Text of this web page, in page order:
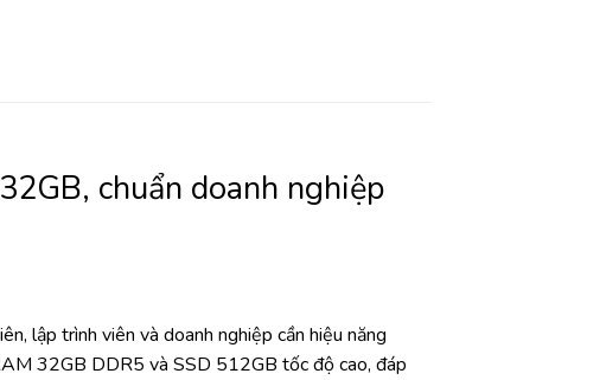
chuẩn doanh nghiệp
lập trình viên và doanh nghiệp cần hiệu năng
32GB DDR5 và SSD 512GB tốc độ cao, đáp